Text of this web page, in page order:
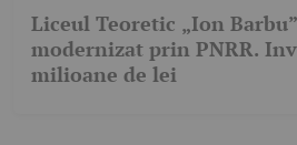
Liceul Teoretic „Ion
modernizat prin PNRR.
milioane de lei